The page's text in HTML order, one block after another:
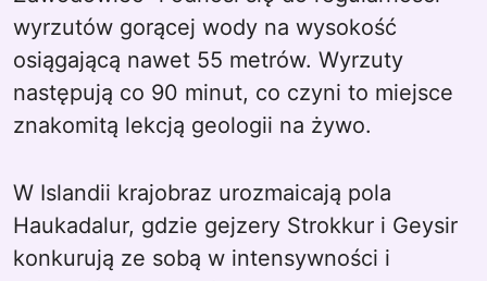
wyrzutów gorącej wody na wysokość
osiągającą nawet 55 metrów. Wyrzuty
następują co 90 minut, co czyni to miejsce
znakomitą lekcją geologii na żywo.
W Islandii krajobraz urozmaicają pola
Haukadalur, gdzie gejzery Strokkur i Geysir
konkurują ze sobą w intensywności i